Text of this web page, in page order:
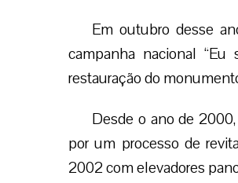
Em outubro desse
campanha nacional
restauração do
Desde o ano de
por um processo de
2002 com elevadores